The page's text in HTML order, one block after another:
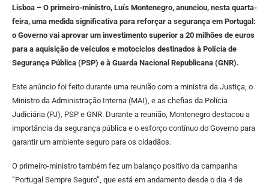
Lisboa – O primeiro-ministro, Luís Montenegro, anunciou, nesta quarta-
feira, uma medida significativa para reforçar a segurança em Portugal:
o Governo vai aprovar um investimento superior a 20 milhões de euros
para a aquisição de veículos e motociclos destinados à Polícia de
Segurança Pública (PSP) e à Guarda Nacional Republicana (GNR).
Este anúncio foi feito durante uma reunião com a ministra da Justiça, o
Ministro da Administração Interna (MAI), e as chefias da Polícia
Judiciária (PJ), PSP e GNR. Durante a reunião, Montenegro destacou a
importância da segurança pública e o esforço contínuo do Governo para
garantir um ambiente seguro para os cidadãos.
O primeiro-ministro também fez um balanço positivo da campanha
“Portugal Sempre Seguro”, que está em andamento desde o dia 4 de